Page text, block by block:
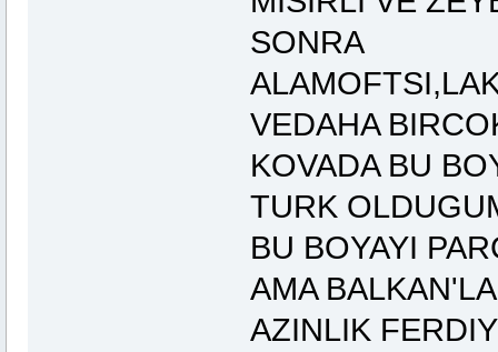
SONRA
VEDAHA
KOVADA BU
TURK
BU BOYAYI
AMA
AZINLIK